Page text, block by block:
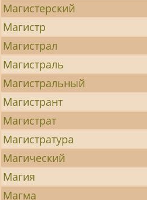
Магистерский
Магистр
Магистрал
Магистраль
Магистральный
Магистрант
Магистрат
Магистратура
Магический
Магия
Магма